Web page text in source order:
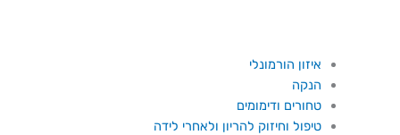
איזון הורמונלי
הנקה
טחורים ודימומים
טיפול וחיזוק להריון ולאחרי לידה